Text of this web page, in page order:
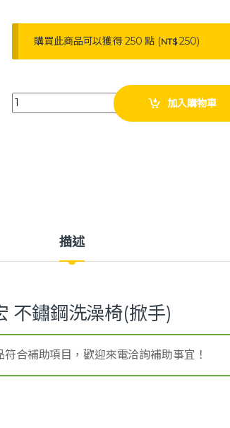
購買此商品可以獲得 250 點 (NT$250)
耀宏 YH125-4 不鏽鋼洗澡椅 (掀手) 軟背 洗澡椅
加入購物車
描述
不鏽鋼洗澡椅(掀手)
符合補助項目，歡迎來電洽詢補助事宜！